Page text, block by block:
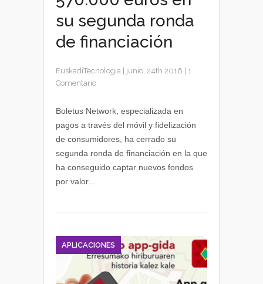
su segunda ronda
de financiación
EuskadiTecnologia junio, 24th 2016
1
Comentario
Boletus Network, especializada en
pagos a través del móvil y fidelización
de consumidores, ha cerrado su
segunda ronda de financiación en la que
ha conseguido captar nuevos fondos
por valor...
APLICACIONES